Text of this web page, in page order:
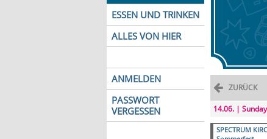
ESSEN UND TRINKEN
ALLES VON HIER
ANMELDEN
PASSWORT
VERGESSEN
ZURÜCK
14.06. | Sunday
SPECTRUM